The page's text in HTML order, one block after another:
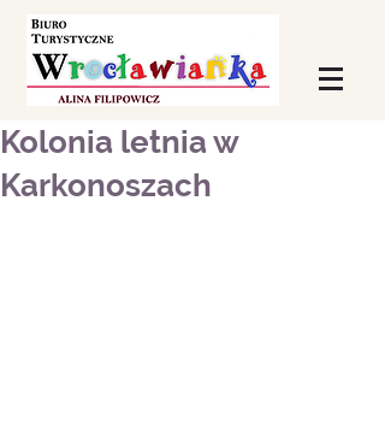
Kolonia letnia w
Karkonoszach